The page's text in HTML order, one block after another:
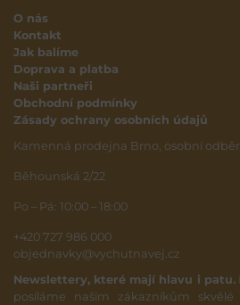
O nás
Kontakt
Jak balíme
Doprava a platba
Naši partneři
Obchodní podmínky
Zásady ochrany osobních údajů
Kamenná prodejna Brno, osobní odběr
Běhounská 2/22
Po – Pá: 10:00 – 18:00
+420 727 986 000
objednavky@vychutnavej.cz
Newslettery, které mají hlavu i patu.
posíláme našim zákazníkům